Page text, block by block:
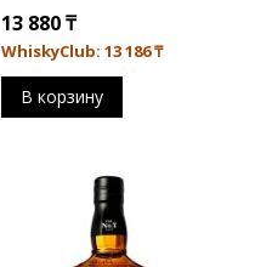
13 880₸
WhiskyClub: 13 186₸
В корзину